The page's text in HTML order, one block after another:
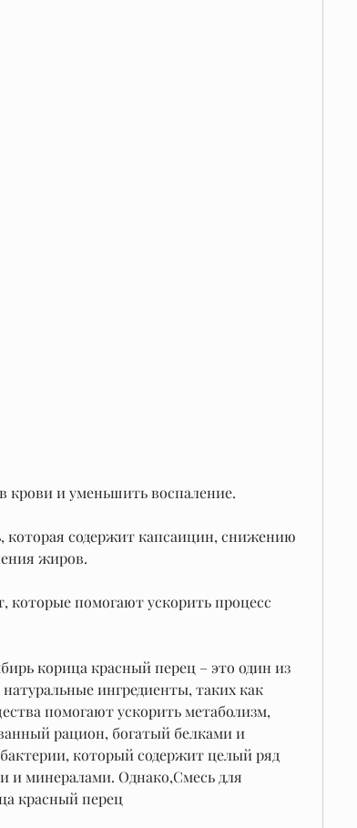
крови и уменьшить воспаление.
которая содержит капсаицин, снижению
жиров.
которые помогают ускорить процесс
корица красный перец – это один из
ингредиенты, таких как
помогают ускорить метаболизм,
рацион, богатый белками и
который содержит целый ряд
и минералами. Однако,Смесь для
красный перец